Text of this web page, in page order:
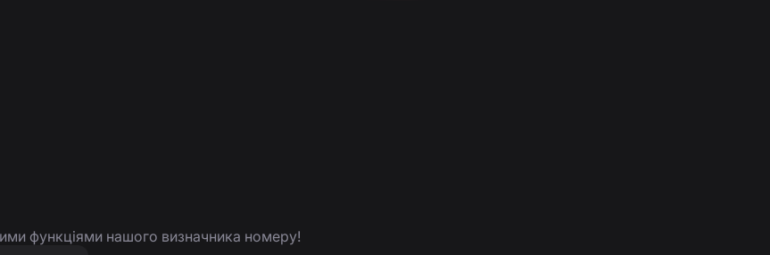
функціями нашого визначника номеру!